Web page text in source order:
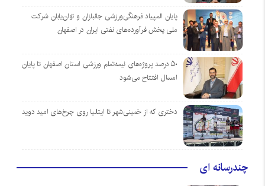
پایان المپیاد فرهنگی‌ورزشی جانبازان و توان‌یابان شرکت
ملی پخش فرآورده‌های نفتی ایران در اصفهان
۵۰ درصد پروژه‌های نیمه‌تمام ورزشی استان اصفهان تا پایان
امسال افتتاح می‌شود
دختری که از خمینی‌شهر تا ایتالیا روی چرخ‌های امید دوید
چندرسانه ای